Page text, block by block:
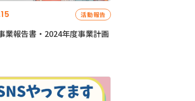
活動報告
業報告書・2024年度事業計画